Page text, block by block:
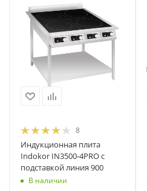
8
Индукционная плита
Indokor IN3500-4PRO с
подставкой линия 900
В наличии